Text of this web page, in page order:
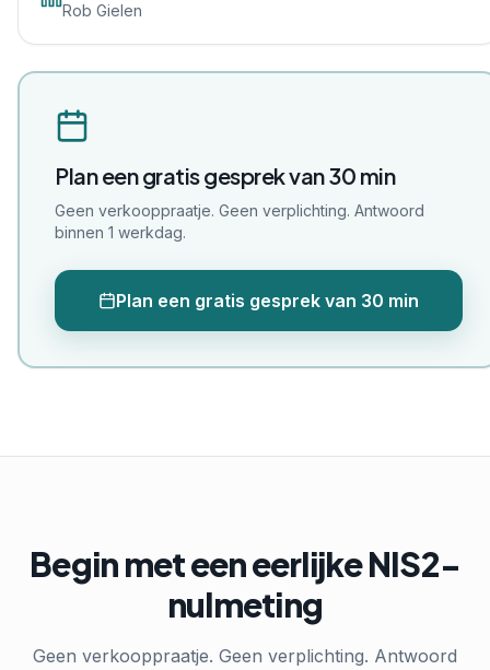
Rob Gielen
Plan een gratis gesprek van 30 min
Geen verkooppraatje. Geen verplichting. Antwoord
binnen 1 werkdag.
Plan een gratis gesprek van 30 min
Begin met een eerlijke NIS2-
nulmeting
Geen verkooppraatje. Geen verplichting. Antwoord